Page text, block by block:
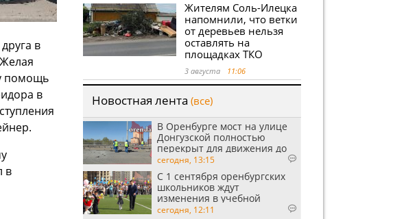
в
помощь
в
в
Жителям Соль-Илецка
напомнили, что ветки
от деревьев нельзя
оставлять на
площадках ТКО
3 августа 11:06
Новостная лента (все)
В Оренбурге мост на улице
Донгузской полностью
перекрыт для движения до
утра 10 августа
сегодня, 13:15
С 1 сентября оренбургских
школьников ждут
изменения в учебной
программе
сегодня, 12:11